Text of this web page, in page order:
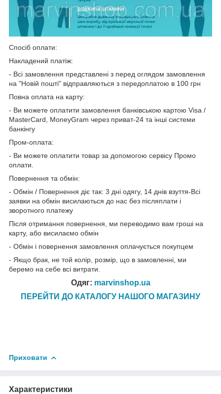
Спосіб оплати:
Накладений платіж:
- Всі замовлення представлені з перед оглядом замовлення
на "Новій пошті" відправляються з передоплатою в 100 грн
Повна оплата на карту:
- Ви можете оплатити замовлення банківською картою Visa /
MasterCard, MoneyGram через приват-24 та інші системи
банкінгу
Пром-оплата:
- Ви можете оплатити товар за допомогою сервісу Промо
оплати.
Повернення та обмін:
- Обмін / Повернення діє так: 3 дні одягу, 14 днів взуття-Всі
заявки на обмін висилаються до нас без післяплати і
зворотного платежу
Після отримання повернення, ми переводимо вам гроші на
карту, або висилаємо обмін
- Обмін і повернення замовлення оплачується покупцем
- Якщо брак, не той колір, розмір, що в замовленні, ми
беремо на себе всі витрати.
Одяг: marvinshop.ua
ПЕРЕЙТИ ДО КАТАЛОГУ НАШОГО МАГАЗИНУ
Приховати
Характеристики